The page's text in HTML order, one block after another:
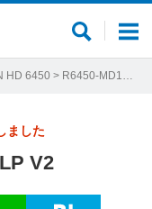
メ
ュ
サ
ト
HD 6450 > R6450-MD1GD3/LP V2
ました
V2